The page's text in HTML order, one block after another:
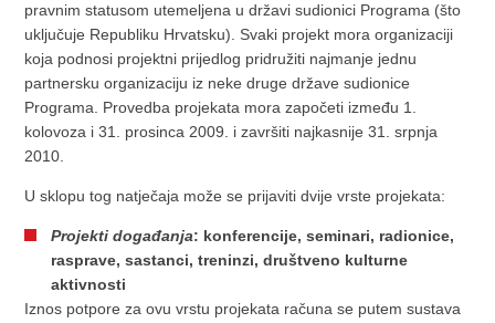
pravnim statusom utemeljena u državi sudionici Programa (što
uključuje Republiku Hrvatsku). Svaki projekt mora organizaciji
koja podnosi projektni prijedlog pridružiti najmanje jednu
partnersku organizaciju iz neke druge države sudionice
Programa. Provedba projekata mora započeti između 1.
kolovoza i 31. prosinca 2009. i završiti najkasnije 31. srpnja
2010.
U sklopu tog natječaja može se prijaviti dvije vrste projekata:
Projekti događanja: konferencije, seminari, radionice,
rasprave, sastanci, treninzi, društveno kulturne
aktivnosti
Iznos potpore za ovu vrstu projekata računa se putem sustava